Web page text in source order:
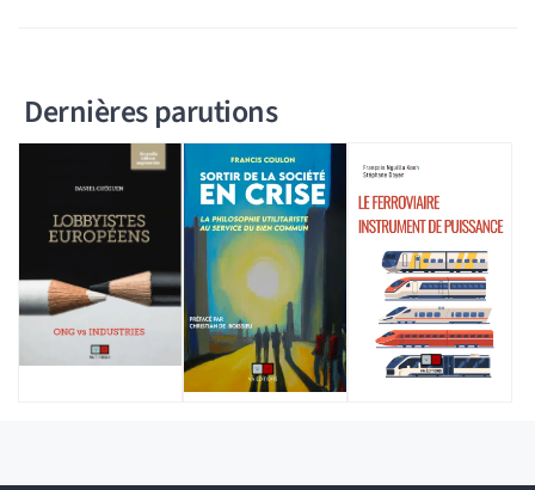
Dernières parutions